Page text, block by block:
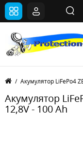
Акумулятор LiFePo4
Акумулятор
12,8V - 100 Ah